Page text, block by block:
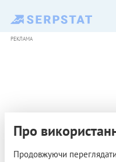
РЕКЛАМА
Про
Продовжуючи